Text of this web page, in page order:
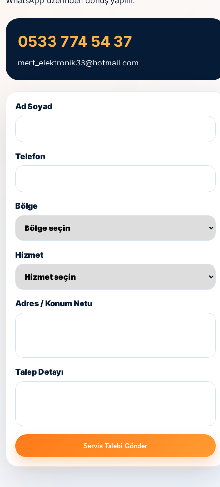
0533 774 54 37
mert_elektronik33@hotmail.com
Ad Soyad
Telefon
Bölge
Hizmet
Adres / Konum Notu
Talep Detayı
Servis Talebi Gönder